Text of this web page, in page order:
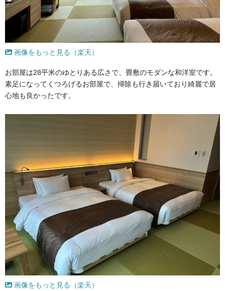
画像をもっと見る（楽天）
お部屋は28平米のゆとりある広さで、畳敷のモダンな和洋室です。
素足になってくつろげるお部屋で、掃除も行き届いており綺麗で居
心地も良かったです。
画像をもっと見る（楽天）